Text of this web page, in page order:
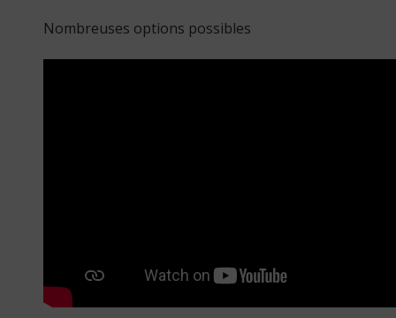
Nombreuses options possibles